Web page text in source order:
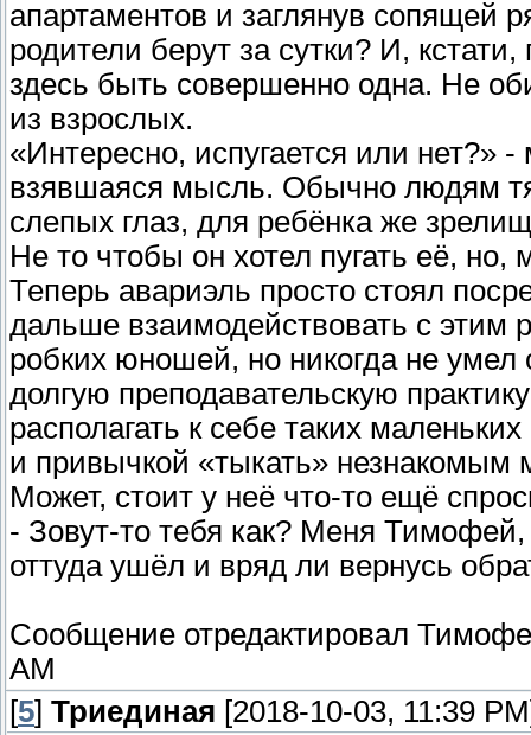
апартаментов и заглянув сопящей
родители берут за сутки? И,
здесь быть совершенно одна. Не
из взрослых.
«Интересно, испугается или нет?» -
взявшаяся мысль. Обычно людям
слепых глаз, для ребёнка же
Не то чтобы он хотел пугать её, но,
Теперь авариэль просто стоял
дальше взаимодействовать с
робких юношей, но никогда не
долгую преподавательскую
располагать к себе таких
и привычкой «тыкать» незнакомым
Может, стоит у неё что-то ещё
- Зовут-то тебя как? Меня
оттуда ушёл и вряд ли вернусь
Сообщение отредактировал
AM
[5] Триединая [2018-10-03, 11:39